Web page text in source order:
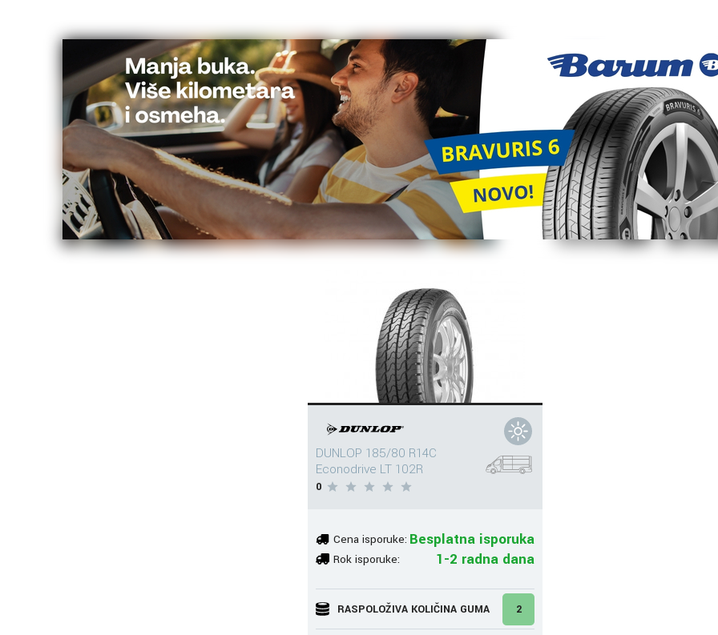
DUNLOP 185/80 R14C
Econodrive LT 102R
0
Cena isporuke: Besplatna isporuka
Rok isporuke: 1-2 radna dana
RASPOLOŽIVA KOLIČINA GUMA 2